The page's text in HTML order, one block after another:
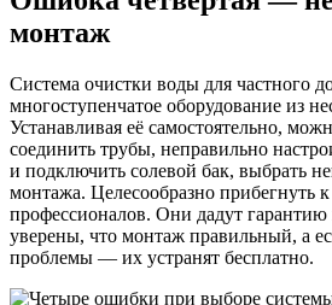
монтаж
Система очистки воды для частного
многоступенчатое оборудование из
Устанавливая её самостоятельно,
соединить трубы, неправильно
и подключить солевой бак, выбрать
монтажа. Целесообразно прибегнуть
профессионалов. Они дадут гарантию
уверены, что монтаж правильный, а
проблемы — их устранят бесплатно.